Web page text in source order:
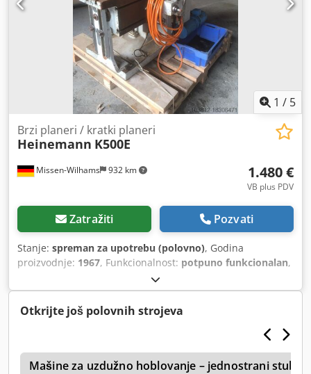
1 / 5
Missen-Wilhams 932 km
Brzi planeri / kratki planeri
Heinemann K500E
1.480 €
VB plus PDV
Zatražiti Pozvati
Stanje: spreman za upotrebu (polovno), Godina
proizvodnje: 1967, Funkcionalnost: potpuno funkcionalan,
-Heinemann planer velike brzine -K500E -Koristi -
Funkcioniše -Flash rđa vidi slike -Učitavanje moguće
Dsdpfxsvrzqio Adyewa
Otkrijte još polovnih strojeva
Mašine za uzdužno hoblovanje – jednostrani stubni